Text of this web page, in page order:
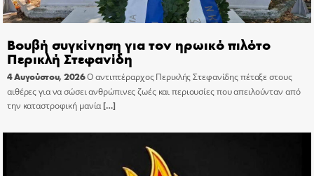
Βουβή συγκίνηση για τον ηρωικό πιλότο
Περικλή Στεφανίδη
4 Αυγούστου, 2026Ο αντιπτέραρχος Περικλής Στεφανίδης πέταξε στους
αιθέρες για να σώσει ανθρώπινες ζωές και περιουσίες που απειλούνταν από
την καταστροφική μανία[…]